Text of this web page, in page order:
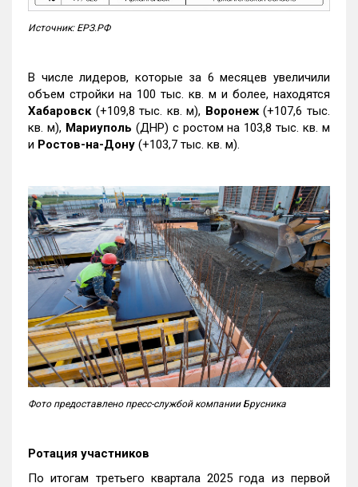
Источник: ЕРЗ.РФ
В числе лидеров, которые за 6 месяцев увеличили
объем стройки на 100 тыс. кв. м и более, находятся
Хабаровск (+109,8 тыс. кв. м), Воронеж(+107,6 тыс.
кв. м), Мариуполь (ДНР) с ростом на 103,8 тыс. кв. м
и Ростов-на-Дону (+103,7 тыс. кв. м).
Фото предоставлено пресс-службой компании Брусника
Ротация участников
По итогам третьего квартала 2025 года из первой